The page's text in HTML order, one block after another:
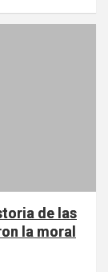
de las
la moral